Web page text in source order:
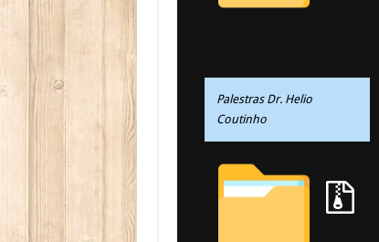
Palestras Dr. Helio
Coutinho